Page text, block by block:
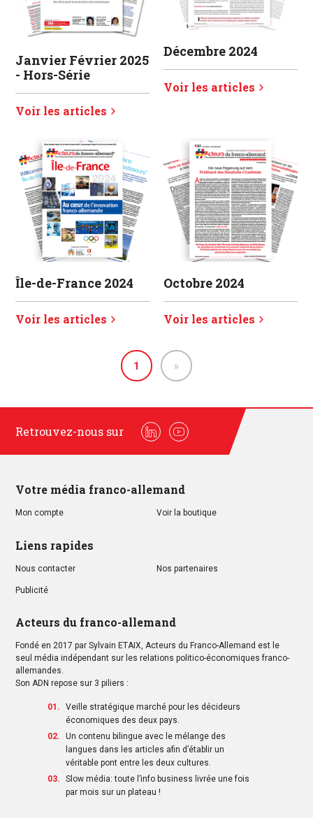
Janvier Février 2025
- Hors-Série
Voir les articles
Décembre 2024
Voir les articles
Île-de-France 2024
Voir les articles
Octobre 2024
Voir les articles
1 »
Retrouvez-nous sur
LinkedinYoutube
Votre média franco-allemand
Mon compte Voir la boutique
Liens rapides
Nous contacter Nos partenaires
Publicité
Acteurs du franco-allemand
Fondé en 2017 par Sylvain ETAIX, Acteurs du Franco-Allemand est le
seul média indépendant sur les relations politico-économiques franco-
allemandes.
Son ADN repose sur 3 piliers :
Veille stratégique marché pour les décideurs
économiques des deux pays.
Un contenu bilingue avec le mélange des
langues dans les articles afin d’établir un
véritable pont entre les deux cultures.
Slow média: toute l’info business livrée une fois
par mois sur un plateau !